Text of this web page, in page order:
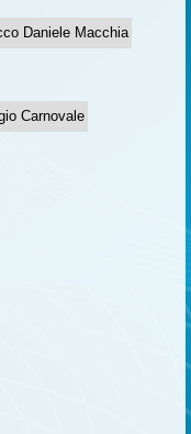
Daniele Macchia
Carnovale